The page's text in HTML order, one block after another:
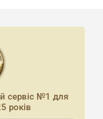
сервіс №1 для
років